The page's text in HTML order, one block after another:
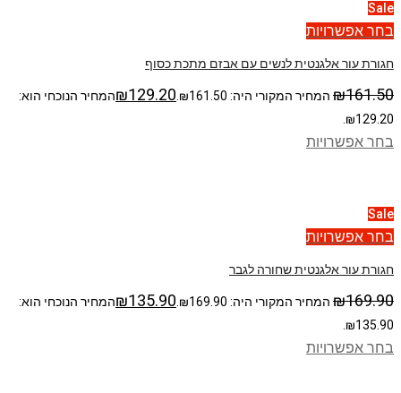
Sale
בחר אפשרויות
חגורת עור אלגנטית לנשים עם אבזם מתכת כסוף
₪161.50 המחיר המקורי היה: ₪161.50. ₪129.20
המחיר הנוכחי הוא:
₪129.20.
בחר אפשרויות
Sale
בחר אפשרויות
חגורת עור אלגנטית שחורה לגבר
₪169.90 המחיר המקורי היה: ₪169.90. ₪135.90
המחיר הנוכחי הוא:
₪135.90.
בחר אפשרויות